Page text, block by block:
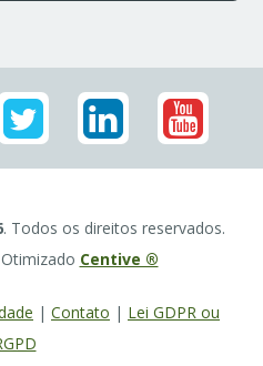
. Todos os direitos reservados.
Centive ®
| Contato | Lei GDPR ou